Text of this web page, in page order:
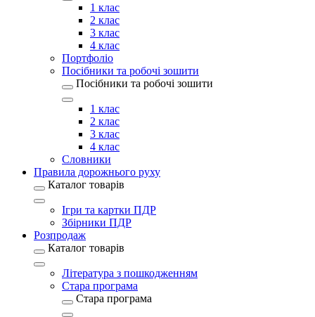
1 клас
2 клас
3 клас
4 клас
Портфоліо
Посібники та робочі зошити
Посібники та робочі зошити
1 клас
2 клас
3 клас
4 клас
Словники
Правила дорожнього руху
Каталог товарів
Ігри та картки ПДР
Збірники ПДР
Розпродаж
Каталог товарів
Література з пошкодженням
Стара програма
Стара програма